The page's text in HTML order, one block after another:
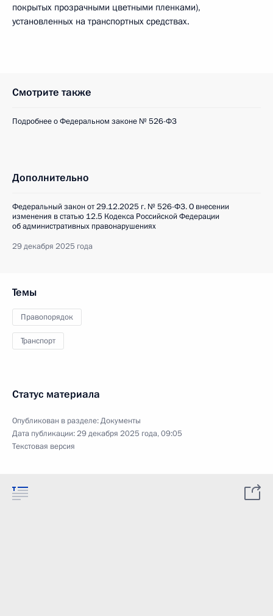
покрытых прозрачными цветными пленками),
установленных на транспортных средствах.
Смотрите также
Подробнее о Федеральном законе № 526-ФЗ
Дополнительно
Федеральный закон от 29.12.2025 г. № 526-ФЗ. О внесении
изменения в статью 12.5 Кодекса Российской Федерации
об административных правонарушениях
29 декабря 2025 года
Темы
Правопорядок
Транспорт
Статус материала
Опубликован в разделе:Документы
Дата публикации:29 декабря 2025 года, 09:05
Текстовая версия